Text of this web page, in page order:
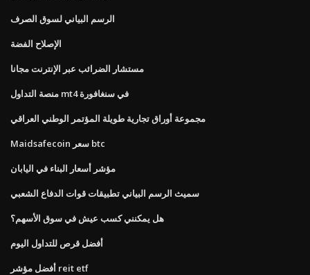
الرسم البياني لسوق الصرف
الإصلاح الفضة
مستشار الضرائب عبر الإنترنت مجانا
منصة التداول mt4 في سنغافورة
مجموعة أوراق تجارية طويلة المؤتمر الوطني العراقي
Maidsafecoin سعر btc
مؤشر أسعار البناء في اليابان
سميث الرسم البياني تطبيقات قوات الدفاع الشعبي
هل يمكنني كسب عيش في سوق الأسهم؟
أفضل قرص للتداول اليوم
أفضل مؤشر reit etf